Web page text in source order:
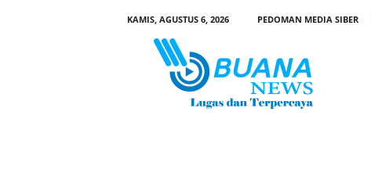
KAMIS, AGUSTUS 6, 2026 PEDOMAN MEDIA SIBER